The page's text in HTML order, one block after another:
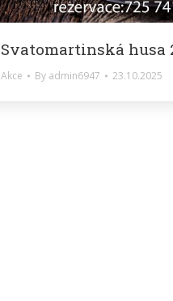
Svatomartinská husa
Akce By admin6947 23.10.2025